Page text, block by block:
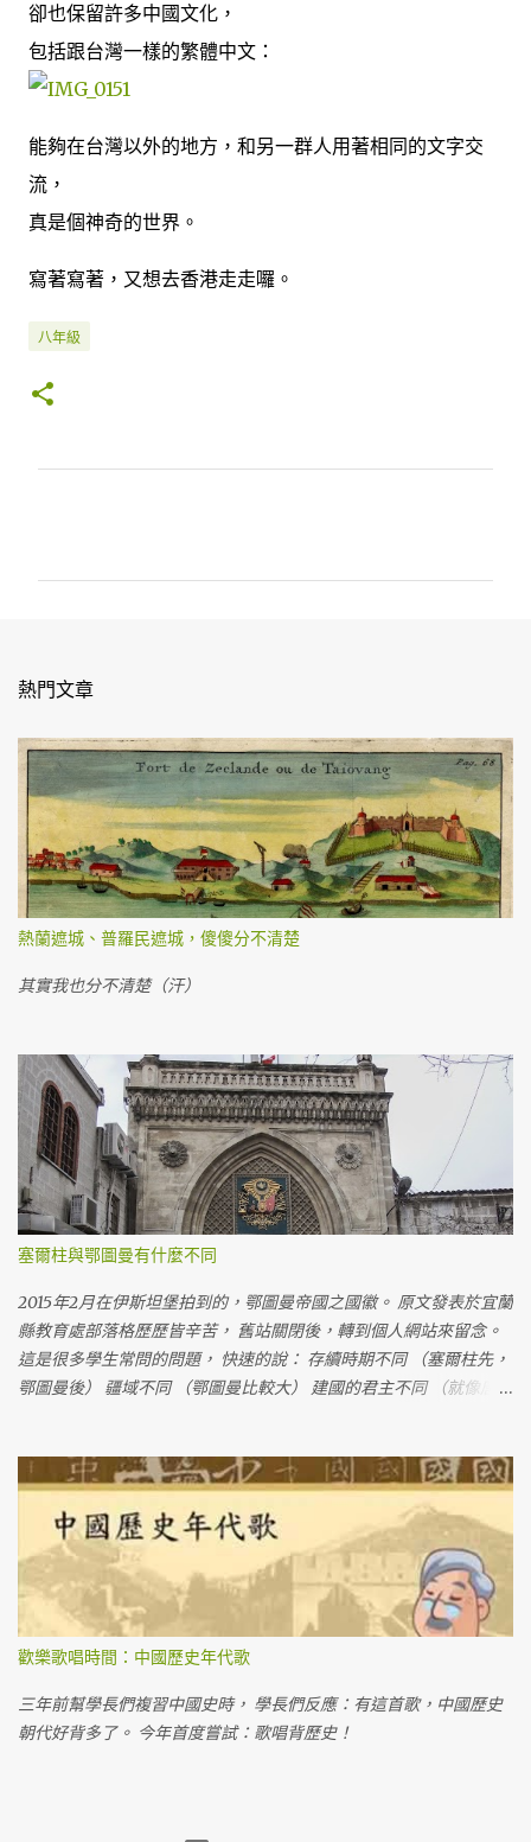
卻也保留許多中國文化，
包括跟台灣一樣的繁體中文：
能夠在台灣以外的地方，和另一群人用著相同的文字交
流，
真是個神奇的世界。
寫著寫著，又想去香港走走囉。
八年級
熱門文章
熱蘭遮城、普羅民遮城，傻傻分不清楚
其實我也分不清楚（汗）
塞爾柱與鄂圖曼有什麼不同
2015年2月在伊斯坦堡拍到的，鄂圖曼帝國之國徽。 原文發表於宜蘭
縣教育處部落格歷歷皆辛苦， 舊站關閉後，轉到個人網站來留念。
這是很多學生常問的問題， 快速的說： 存續時期不同 （塞爾柱先，
鄂圖曼後） 疆域不同 （鄂圖曼比較大） 建國的君主不同 （就像唐
歡樂歌唱時間：中國歷史年代歌
三年前幫學長們複習中國史時， 學長們反應：有這首歌，中國歷史
朝代好背多了。 今年首度嘗試：歌唱背歷史！